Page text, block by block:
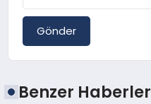
Gönder
Benzer Haberler